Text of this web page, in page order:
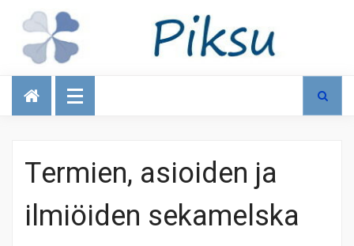
Talous
Termien, asioiden ja
ilmiöiden sekamelska